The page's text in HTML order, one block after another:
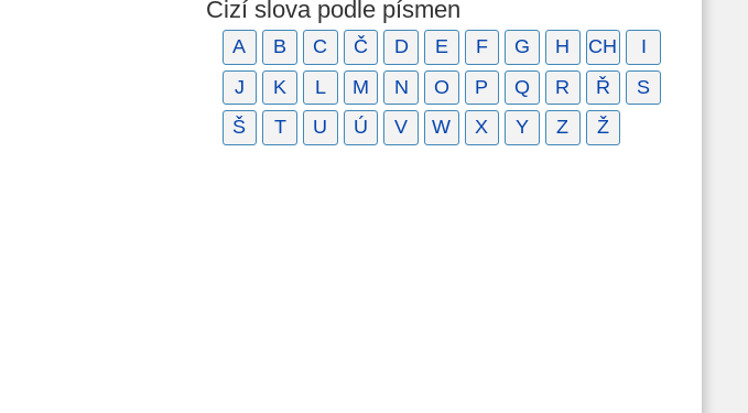
Cizí slova podle písmen
A B C Č D E F G H CH
I
J
K L M N O P Q R Ř
S
Š
T U Ú V W X Y Z Ž